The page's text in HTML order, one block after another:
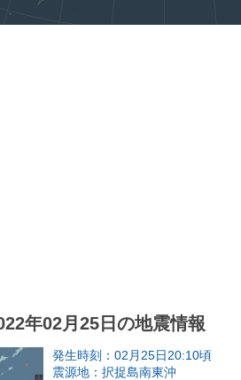
年02月25日の地震情報
発生時刻：02月25日20:10頃
震源地：択捉島南東沖